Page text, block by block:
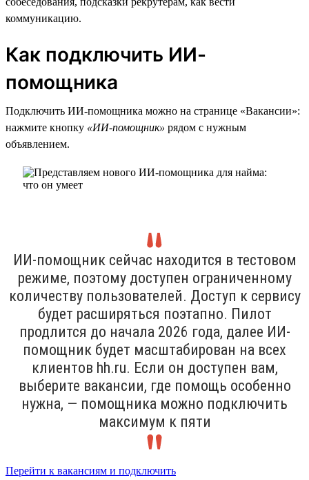
коммуникацию.
Как подключить ИИ-
помощника
Подключить ИИ-помощника можно на странице «Вакансии»:
нажмите кнопку «ИИ-помощник» рядом с нужным
объявлением.
ИИ-помощник сейчас находится в тестовом
режиме, поэтому доступен ограниченному
количеству пользователей. Доступ к сервису
будет расширяться поэтапно. Пилот
продлится до начала 2026 года, далее ИИ-
помощник будет масштабирован на всех
клиентов hh.ru. Если он доступен вам,
выберите вакансии, где помощь особенно
нужна, — помощника можно подключить
максимум к пяти
Перейти к вакансиям и подключить